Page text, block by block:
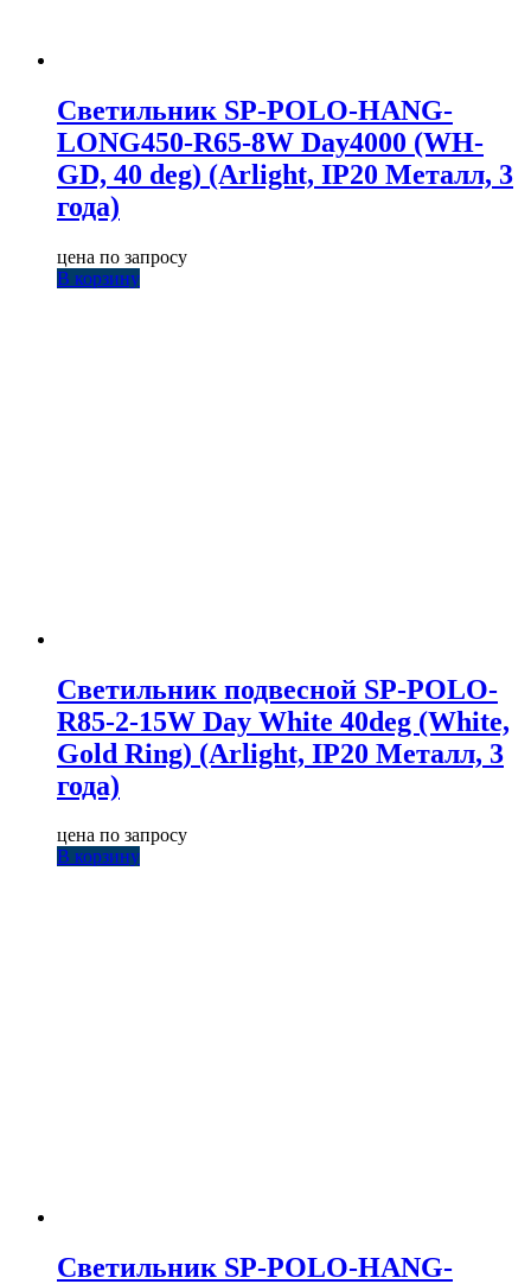
Светильник SP-POLO-HANG-
LONG450-R65-8W Day4000 (WH-
GD, 40 deg) (Arlight, IP20 Металл, 3
года)
цена по запросу
В корзину
Светильник подвесной SP-POLO-
R85-2-15W Day White 40deg (White,
Gold Ring) (Arlight, IP20 Металл, 3
года)
цена по запросу
В корзину
Светильник SP-POLO-HANG-